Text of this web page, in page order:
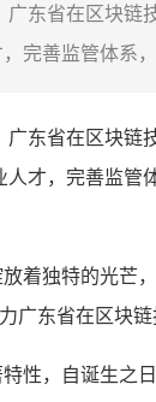
东省在区块
完善监管体系
东省在区块链
才，完善监
着独特的光芒
东省在区块
性，自诞生